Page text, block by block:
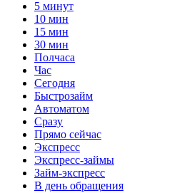
5 минут
10 мин
15 мин
30 мин
Полчаса
Час
Сегодня
Быстрозайм
Автоматом
Сразу
Прямо сейчас
Экспресс
Экспресс-займы
Займ-экспресс
В день обращения